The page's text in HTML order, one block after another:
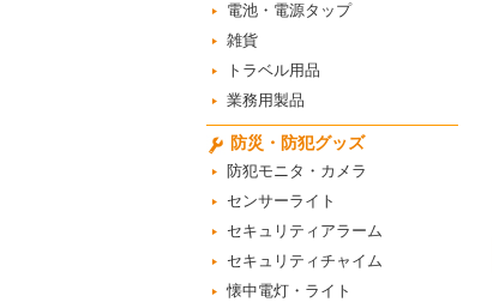
電池・電源タップ
雑貨
トラベル用品
業務用製品
防災・防犯グッズ
防犯モニタ・カメラ
センサーライト
セキュリティアラーム
セキュリティチャイム
懐中電灯・ライト